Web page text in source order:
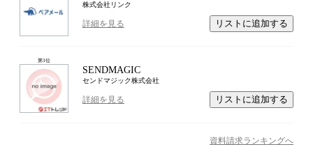
株式会社リンク
詳細を見る リストに追加する
第3位
SENDMAGIC
センドマジック株式会社
詳細を見る リストに追加する
資料請求ランキングへ